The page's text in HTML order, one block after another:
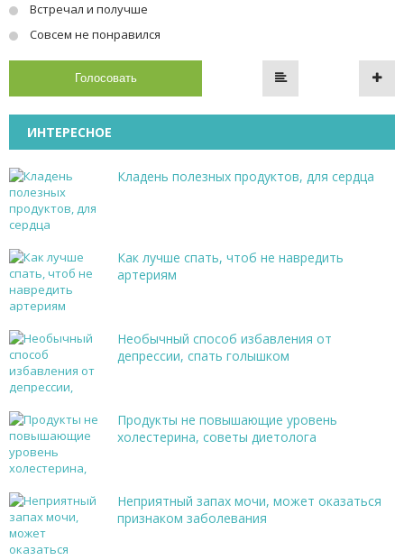
Встречал и получше
Совсем не понравился
Голосовать
ИНТЕРЕСНОЕ
Кладень полезных продуктов, для сердца
Как лучше спать, чтоб не навредить
артериям
Необычный способ избавления от
депрессии, спать голышком
Продукты не повышающие уровень
холестерина, советы диетолога
Неприятный запах мочи, может оказаться
признаком заболевания